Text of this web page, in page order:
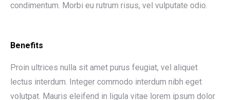
condimentum. Morbi eu rutrum risus, vel vulputate odio.
Benefits
Proin ultrices nulla sit amet purus feugiat, vel aliquet
lectus interdum. Integer commodo interdum nibh eget
volutpat. Mauris eleifend in ligula vitae lorem ipsum dolor